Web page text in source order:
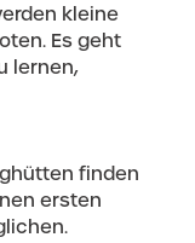
kleine
Es geht
lernen,
finden
ersten